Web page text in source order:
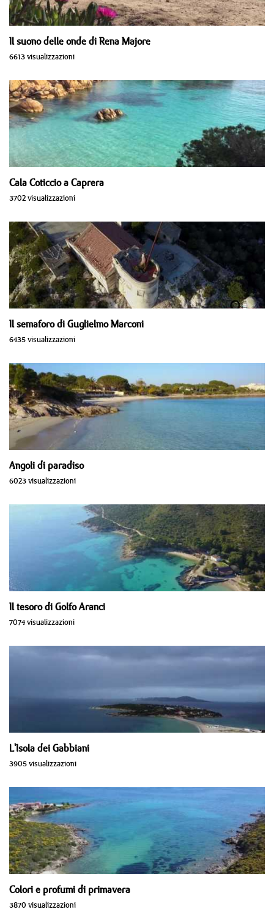
Il suono delle onde di Rena Majore
6613 visualizzazioni
Cala Coticcio a Caprera
3702 visualizzazioni
Il semaforo di Guglielmo Marconi
6435 visualizzazioni
Angoli di paradiso
6023 visualizzazioni
Il tesoro di Golfo Aranci
7074 visualizzazioni
L'Isola dei Gabbiani
3905 visualizzazioni
Colori e profumi di primavera
3870 visualizzazioni